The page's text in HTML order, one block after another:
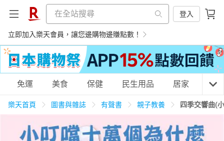
登入
立即加入樂天會員，讓您邊購物邊賺點數！
購物網分類
天天免運 美食蛋糕 養生保健 民生用品
免運 美食 保健 民生用品 居家 3C
樂天首頁 圖書與雜誌 有聲書 親子教養 四季交響曲(